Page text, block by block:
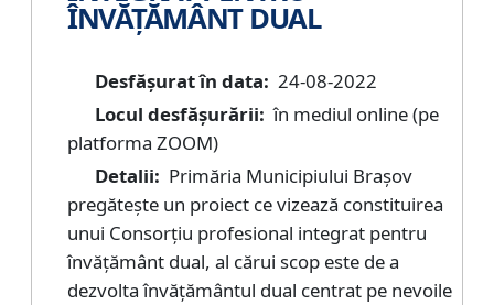
ÎNVĂȚĂMÂNT DUAL
Desfășurat în data: 24-08-2022
Locul desfășurării: în mediul online (pe
platforma ZOOM)
Detalii: Primăria Municipiului Brașov
pregătește un proiect ce vizează constituirea
unui Consorţiu profesional integrat pentru
învățământ dual, al cărui scop este de a
dezvolta învățământul dual centrat pe nevoile